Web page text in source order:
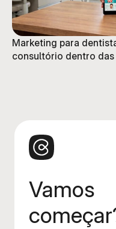
Marketing para
consultório dentro
Vamos